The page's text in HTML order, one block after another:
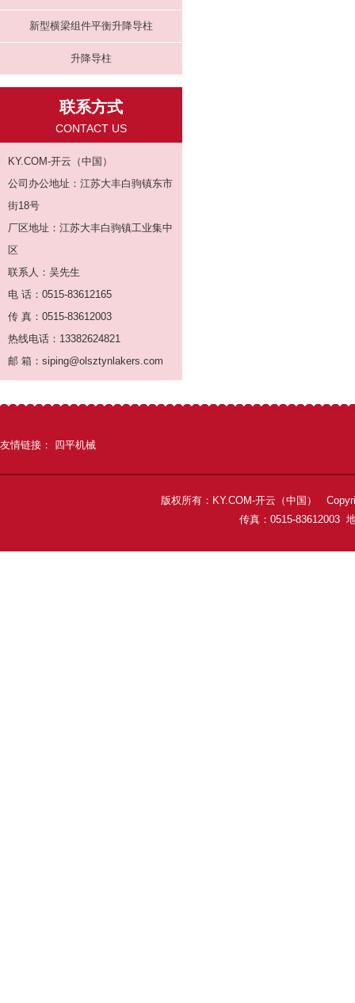
新型横梁组件平衡升降导柱
升降导柱
联系方式
CONTACT US
KY.COM-开云（中国）
公司办公地址：江苏大丰白驹镇东市
街18号
厂区地址：江苏大丰白驹镇工业集中
区
联系人：吴先生
电 话：0515-83612165
传 真：0515-83612003
热线电话：13382624821
邮 箱：siping@olsztynlakers.com
友情链接： 四平机械
版权所有：KY.COM-开云（中国）
传真：0515-83612003